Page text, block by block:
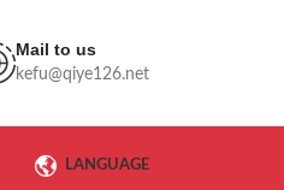
Mail to us
kefu@qiye126.net
LANGUAGE